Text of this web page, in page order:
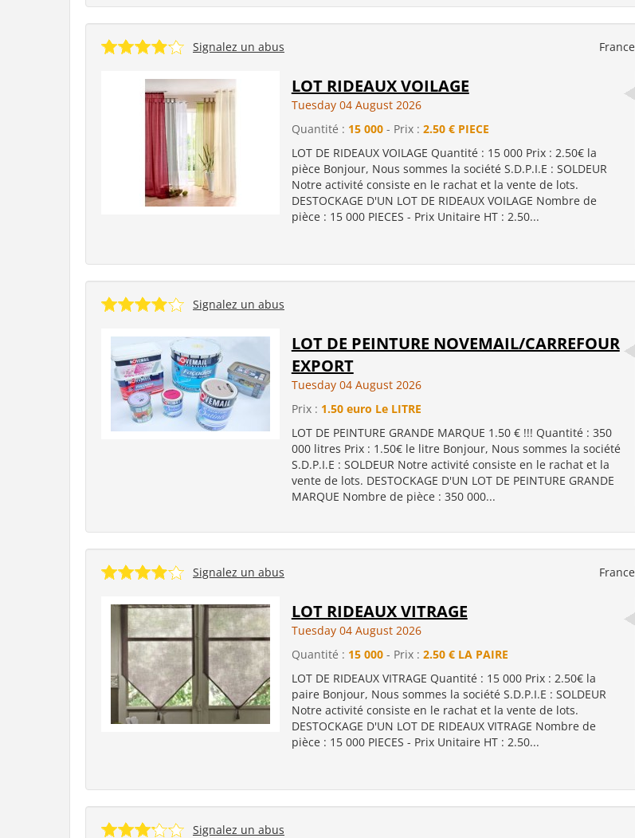
France
Signalez un abus
LOT RIDEAUX VOILAGE
Tuesday 04 August 2026
Quantité : 15 000- Prix : 2.50 € PIECE
LOT DE RIDEAUX VOILAGE Quantité : 15 000 Prix : 2.50€ la
pièce Bonjour, Nous sommes la société S.D.P.I.E : SOLDEUR
Notre activité consiste en le rachat et la vente de lots.
DESTOCKAGE D'UN LOT DE RIDEAUX VOILAGE Nombre de
pièce : 15 000 PIECES - Prix Unitaire HT : 2.50...
Signalez un abus
LOT DE PEINTURE NOVEMAIL/CARREFOUR
EXPORT
Tuesday 04 August 2026
Prix : 1.50 euro Le LITRE
LOT DE PEINTURE GRANDE MARQUE 1.50 € !!! Quantité : 350
000 litres Prix : 1.50€ le litre Bonjour, Nous sommes la société
S.D.P.I.E : SOLDEUR Notre activité consiste en le rachat et la
vente de lots. DESTOCKAGE D'UN LOT DE PEINTURE GRANDE
MARQUE Nombre de pièce : 350 000...
France
Signalez un abus
LOT RIDEAUX VITRAGE
Tuesday 04 August 2026
Quantité : 15 000- Prix : 2.50 € LA PAIRE
LOT DE RIDEAUX VITRAGE Quantité : 15 000 Prix : 2.50€ la
paire Bonjour, Nous sommes la société S.D.P.I.E : SOLDEUR
Notre activité consiste en le rachat et la vente de lots.
DESTOCKAGE D'UN LOT DE RIDEAUX VITRAGE Nombre de
pièce : 15 000 PIECES - Prix Unitaire HT : 2.50...
Signalez un abus